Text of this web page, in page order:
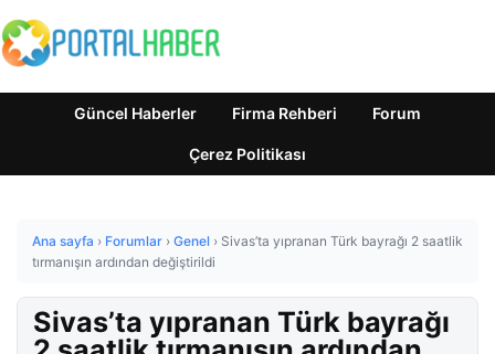
Güncel Haberler Firma Rehberi Forum
Çerez Politikası
Ana sayfa › Forumlar › Genel › Sivas’ta yıpranan Türk bayrağı 2 saatlik
tırmanışın ardından değiştirildi
Sivas’ta yıpranan Türk bayrağı